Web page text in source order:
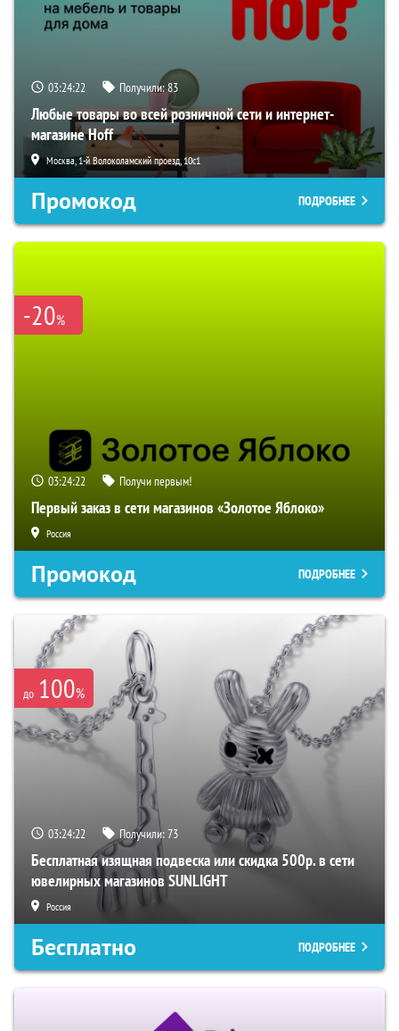
03:24:21 Получили:83
Любые товары во всей розничной сети и интернет-
магазине Hoff
Москва, 1-й Волоколамский проезд, 10с1
Промокод ПОДРОБНЕЕ
-20%
03:24:21 Получи первым!
Первый заказ в сети магазинов «Золотое Яблоко»
Россия
Промокод ПОДРОБНЕЕ
до 100%
03:24:21 Получили:73
Бесплатная изящная подвеска или скидка 500р. в сети
ювелирных магазинов SUNLIGHT
Россия
Бесплатно ПОДРОБНЕЕ